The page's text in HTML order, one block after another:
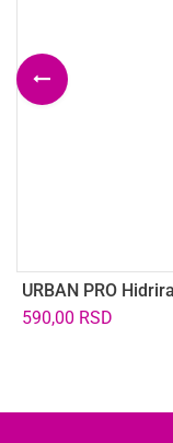
URBAN PRO
590,00 RSD